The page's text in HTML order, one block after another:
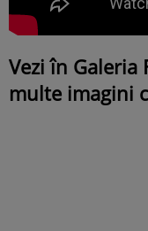
Vezi în Galeria
multe imagini